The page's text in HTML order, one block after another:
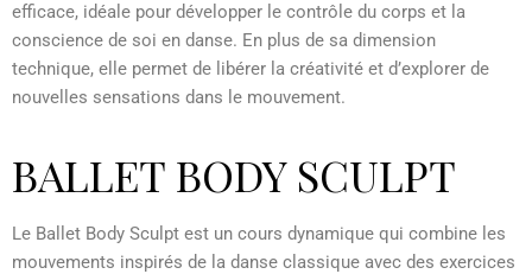
efficace, idéale pour développer le contrôle du corps et la
conscience de soi en danse. En plus de sa dimension
technique, elle permet de libérer la créativité et d’explorer de
nouvelles sensations dans le mouvement.
BALLET BODY SCULPT
Le Ballet Body Sculpt est un cours dynamique qui combine les
mouvements inspirés de la danse classique avec des exercices